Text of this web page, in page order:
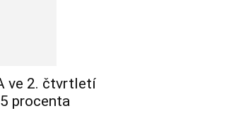
ve 2. čtvrtletí
procenta